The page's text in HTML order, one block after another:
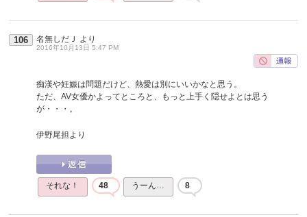
106 名無しだＪ より
2016年10月13日 5:47 PM
痴漢や妊娠は問題だけど、熱愛は別にいいかなと思う。
ただ、AV女優かよってところと、もっと上手く隠せよとは思う
が・・・。
伊野尾担より
それな！ 48 うーん… 8